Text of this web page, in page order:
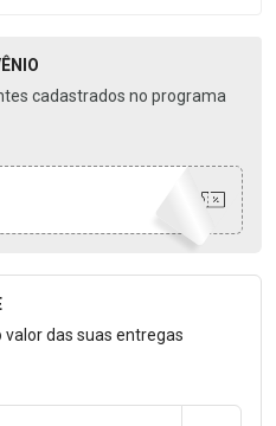
cadastrados no programa
o Frete
valor das suas entregas